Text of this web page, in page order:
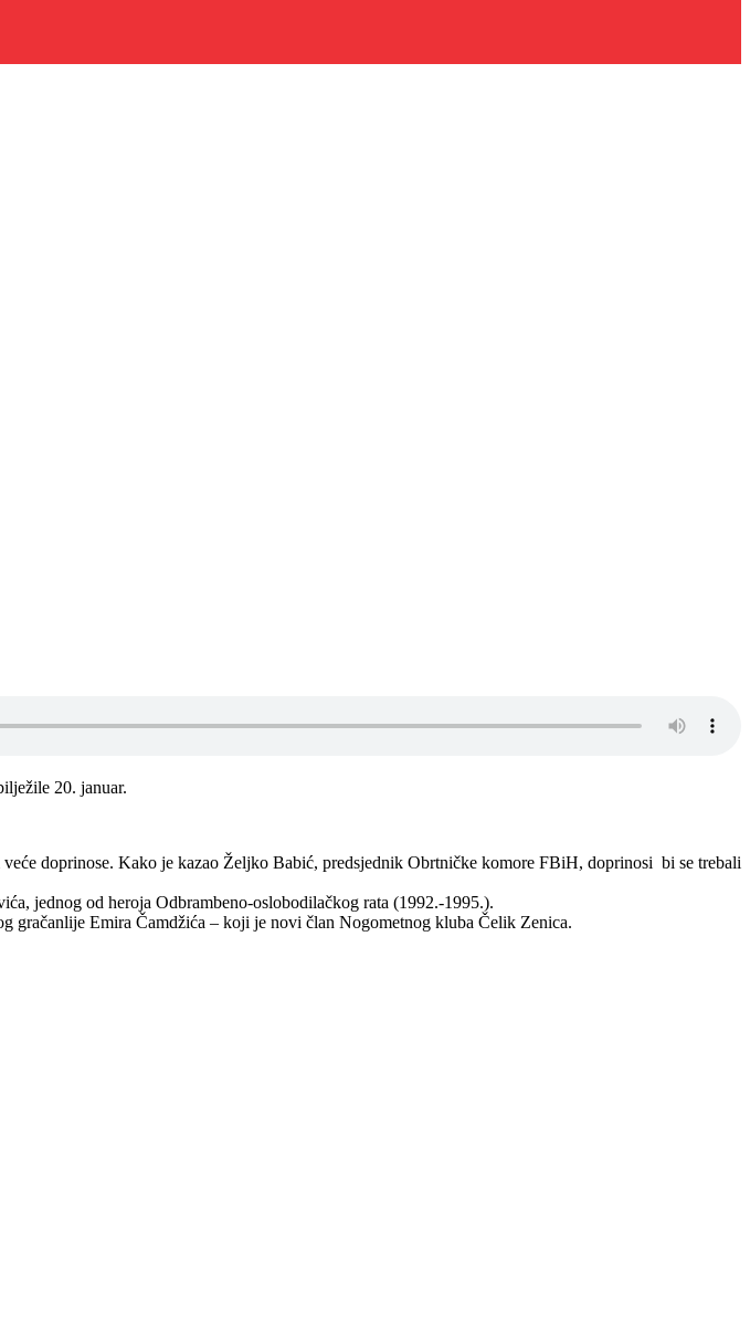
20. januar.
doprinose. Kako je kazao Željko Babić, predsjednik Obrtničke komore FBiH, doprinosi bi se trebali
jednog od heroja Odbrambeno-oslobodilačkog rata (1992.-1995.).
gračanlije Emira Čamdžića – koji je novi član Nogometnog kluba Čelik Zenica.